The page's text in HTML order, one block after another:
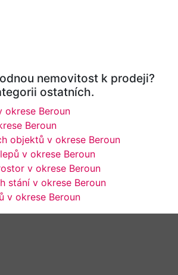
nemovitost k prodeji?
ostatních.
okrese Beroun
Beroun
objektů v okrese Beroun
v okrese Beroun
v okrese Beroun
stání v okrese Beroun
v okrese Beroun